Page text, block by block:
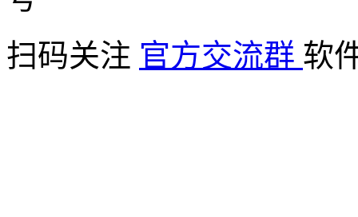
扫码关注 官方交流群 软